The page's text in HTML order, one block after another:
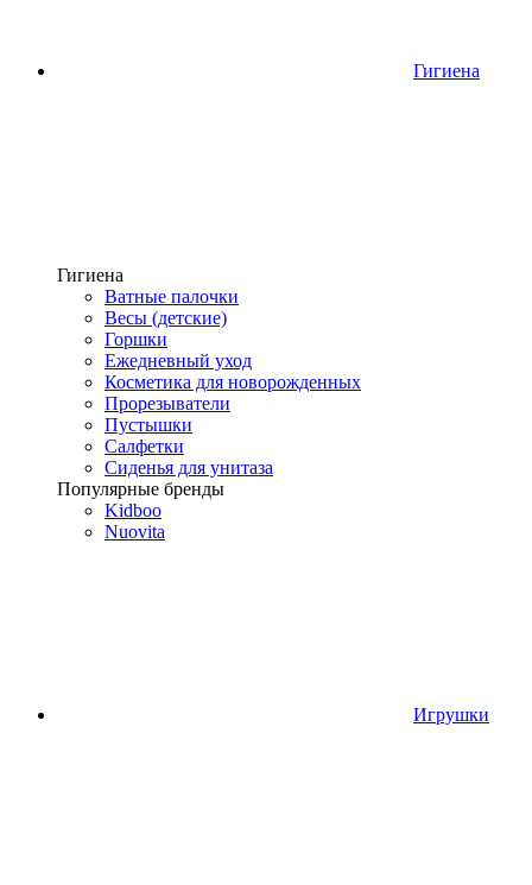
Гигиена
Гигиена
Ватные палочки
Весы (детские)
Горшки
Ежедневный уход
Косметика для новорожденных
Прорезыватели
Пустышки
Салфетки
Сиденья для унитаза
Популярные бренды
Kidboo
Nuovita
Игрушки